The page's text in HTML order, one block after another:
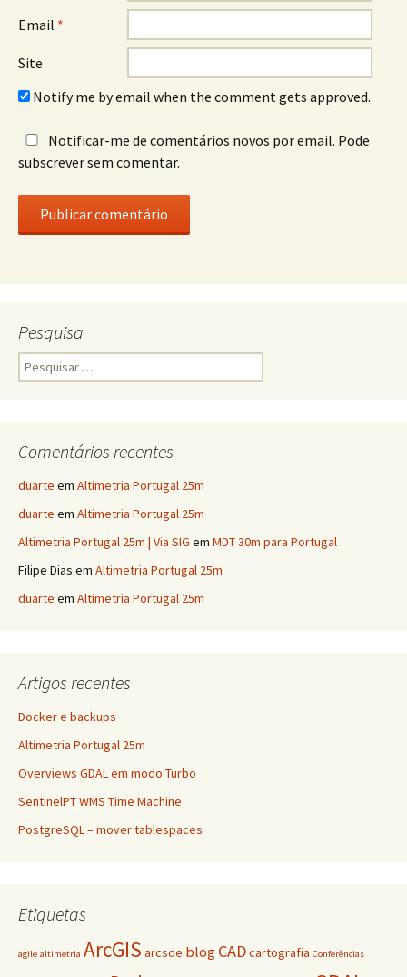
Email *
Site
Notify me by email when the comment gets approved.
Notificar-me de comentários novos por email. Pode
subscrever sem comentar.
Pesquisa
Pesquisar
por:
Comentários recentes
duarte em Altimetria Portugal 25m
duarte em Altimetria Portugal 25m
Altimetria Portugal 25m | Via SIG em MDT 30m para Portugal
Filipe Dias em Altimetria Portugal 25m
duarte em Altimetria Portugal 25m
Artigos recentes
Docker e backups
Altimetria Portugal 25m
Overviews GDAL em modo Turbo
SentinelPT WMS Time Machine
PostgreSQL – mover tablespaces
Etiquetas
agile altimetria ArcGIS arcsde blog CADcartografia Conferências